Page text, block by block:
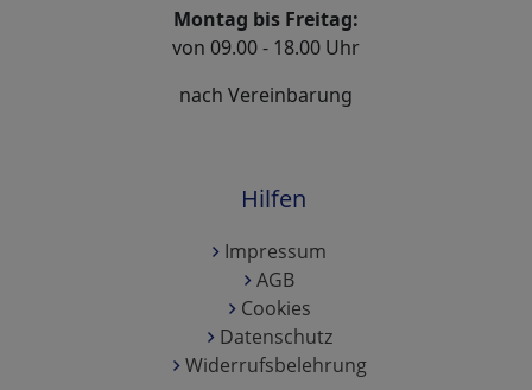
Montag bis Freitag:
von 09.00 - 18.00 Uhr
nach Vereinbarung
Hilfen
Impressum
AGB
Cookies
Datenschutz
Widerrufsbelehrung